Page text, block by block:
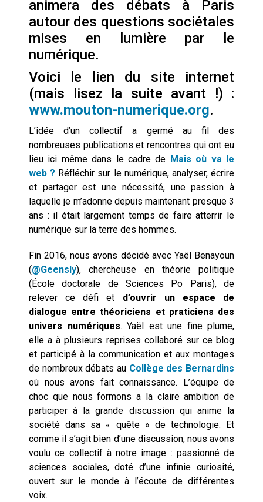
cœur du problème
animera des débats à Paris
autour des questions sociétales
mises en lumière par le
numérique.
Voici le lien du site internet
(mais lisez la suite avant !) :
www.mouton-numerique.org.
L’idée d’un collectif a germé au fil des
nombreuses publications et rencontres qui ont eu
lieu ici même dans le cadre de Mais où va le
web ? Réfléchir sur le numérique, analyser, écrire
et partager est une nécessité, une passion à
laquelle je m’adonne depuis maintenant presque 3
ans : il était largement temps de faire atterrir le
numérique sur la terre des hommes.
Fin 2016, nous avons décidé avec Yaël Benayoun
(@Geensly), chercheuse en théorie politique
(École doctorale de Sciences Po Paris), de
relever ce défi et d’ouvrir un espace de
dialogue entre théoriciens et praticiens des
univers numériques. Yaël est une fine plume,
elle a à plusieurs reprises collaboré sur ce blog
et participé à la communication et aux montages
de nombreux débats au Collège des Bernardins
où nous avons fait connaissance. L’équipe de
choc que nous formons a la claire ambition de
participer à la grande discussion qui anime la
société dans sa « quête » de technologie. Et
comme il s’agit bien d’une discussion, nous avons
voulu ce collectif à notre image : passionné de
sciences sociales, doté d’une infinie curiosité,
ouvert sur le monde à l’écoute de différentes
voix.